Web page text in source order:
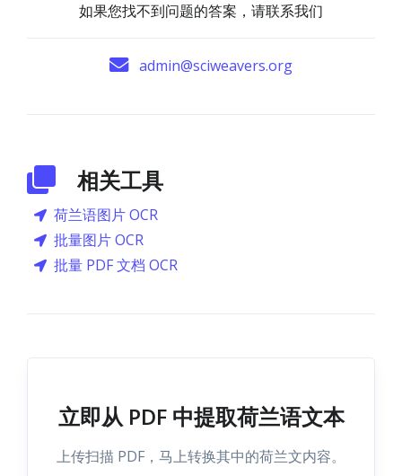
如果您找不到问题的答案，请联系我们
admin@sciweavers.org
相关工具
荷兰语图片 OCR
批量图片 OCR
批量 PDF 文档 OCR
立即从 PDF 中提取荷兰语文本
上传扫描 PDF，马上转换其中的荷兰文内容。